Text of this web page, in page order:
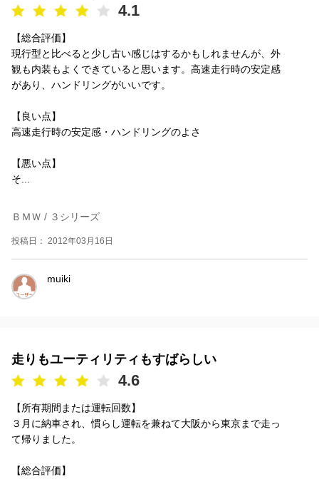
4.1
【総合評価】
現行型と比べると少し古い感じはするかもしれませんが、外
観も内装もよくできていると思います。高速走行時の安定感
があり、ハンドリングがいいです。
【良い点】
高速走行時の安定感・ハンドリングのよさ
【悪い点】
そ...
ＢＭＷ / ３シリーズ
投稿日： 2012年03月16日
muiki
走りもユーティリティもすばらしい
4.6
【所有期間または運転回数】
３月に納車され、慣らし運転を兼ねて大阪から東京まで走っ
て帰りました。
【総合評価】